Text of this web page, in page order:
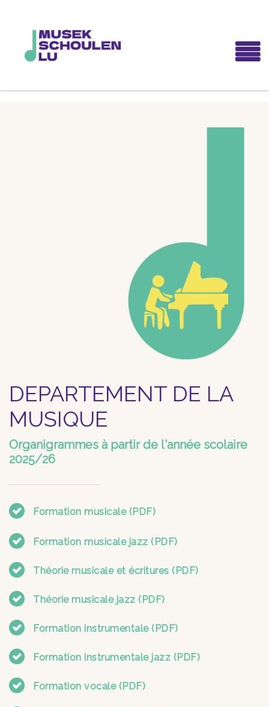
DEPARTEMENT DE LA
MUSIQUE
Organigrammes à partir de l'année scolaire
2025/26
Formation musicale (PDF)
Formation musicale jazz (PDF)
Théorie musicale et écritures (PDF)
Théorie musicale jazz (PDF)
Formation instrumentale (PDF)
Formation instrumentale jazz (PDF)
Formation vocale (PDF)